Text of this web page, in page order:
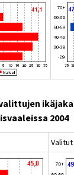
2004
Valitut